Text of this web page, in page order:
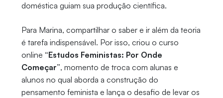
doméstica guiam sua produção científica.
Para Marina, compartilhar o saber e ir além da teoria
é tarefa indispensável. Por isso, criou o curso
online “Estudos Feministas: Por Onde
Começar”, momento de troca com alunas e
alunos no qual aborda a construção do
pensamento feminista e lança o desafio de levar os